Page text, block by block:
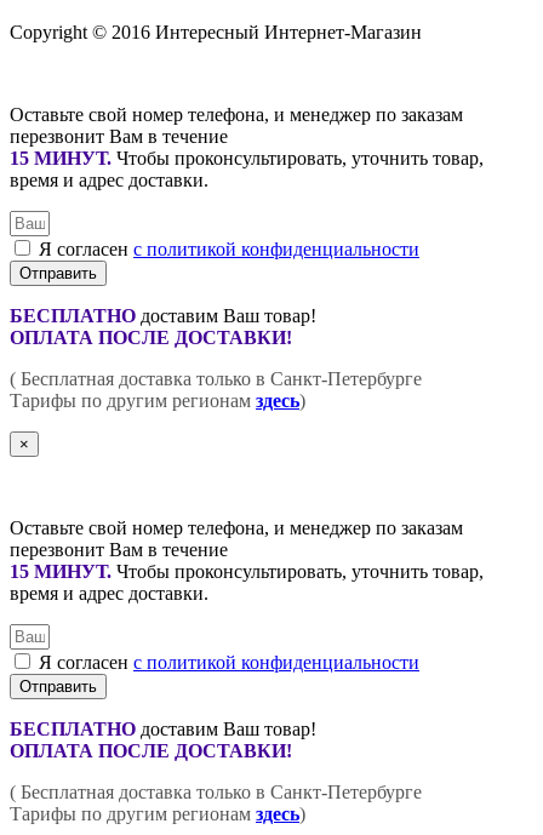
Copyright © 2016 Интересный Интернет-Магазин
Оставьте свой номер телефона, и менеджер по заказам
перезвонит Вам в течение
15 МИНУТ. Чтобы проконсультировать, уточнить товар,
время и адрес доставки.
Я согласен с политикой конфиденциальности
Отправить
БЕСПЛАТНО доставим Ваш товар!
ОПЛАТА ПОСЛЕ ДОСТАВКИ!
( Бесплатная доставка только в Санкт-Петербурге
Тарифы по другим регионам здесь)
×
Оставьте свой номер телефона, и менеджер по заказам
перезвонит Вам в течение
15 МИНУТ. Чтобы проконсультировать, уточнить товар,
время и адрес доставки.
Я согласен с политикой конфиденциальности
Отправить
БЕСПЛАТНО доставим Ваш товар!
ОПЛАТА ПОСЛЕ ДОСТАВКИ!
( Бесплатная доставка только в Санкт-Петербурге
Тарифы по другим регионам здесь)